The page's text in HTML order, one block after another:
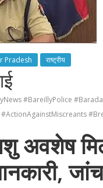
Pradesh राष्ट्रीय
#BareillyPolice
पशु अवशेष